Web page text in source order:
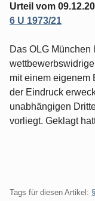
Urteil vom
6 U 1973/21
Das OLG
mit einem eigenem
der Eindruck
unabhängigen
vorliegt. Geklagt
Tags für diesen Artikel: